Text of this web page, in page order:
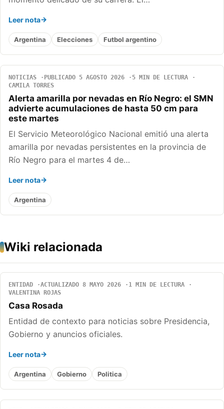
Leer nota
Argentina Elecciones Futbol argentino
NOTICIAS PUBLICADO 5 AGOSTO 2026
5 MIN DE LECTURA
CAMILA TORRES
Alerta amarilla por nevadas en Río Negro: el SMN
advierte acumulaciones de hasta 50 cm para
este martes
El Servicio Meteorológico Nacional emitió una alerta
amarilla por nevadas persistentes en la provincia de
Río Negro para el martes 4 de…
Leer nota
Argentina
Wiki relacionada
ENTIDAD ACTUALIZADO 8 MAYO 2026
1 MIN DE LECTURA
VALENTINA ROJAS
Casa Rosada
Entidad de contexto para noticias sobre Presidencia,
Gobierno y anuncios oficiales.
Leer nota
Argentina Gobierno Politica